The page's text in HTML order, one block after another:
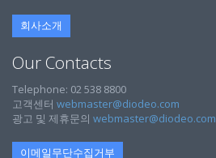
회사소개
Our Contacts
Telephone: 02 538 8800
고객센터 webmaster@diodeo.com
광고 및 제휴문의 webmaster@diodeo.com
이메일무단수집거부